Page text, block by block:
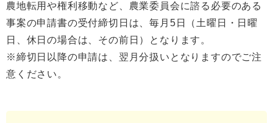
農地転用や権利移動など、農業委員会に諮る必要のある
事案の申請書の受付締切日は、毎月5日（土曜日・日曜
日、休日の場合は、その前日）となります。
※締切日以降の申請は、翌月分扱いとなりますのでご注
意ください。